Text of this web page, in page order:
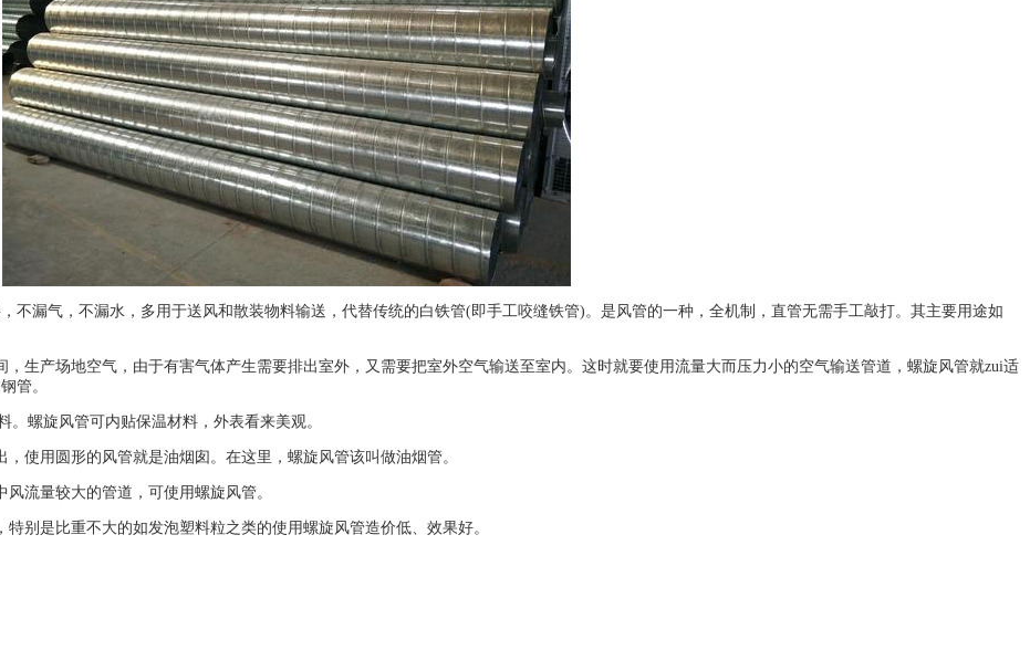
不漏气，不漏水，多用于送风和散装物料输送，代替传统的白铁管(即手工咬缝铁管)。是风管的一种，全机制，直管无需手工敲打。其主要用途如
生产场地空气，由于有害气体产生需要排出室外，又需要把室外空气输送至室内。这时就要使用流量大而压力小的空气输送管道，螺旋风管就zui适
管。
螺旋风管可内贴保温材料，外表看来美观。
使用圆形的风管就是油烟囱。在这里，螺旋风管该叫做油烟管。
流量较大的管道，可使用螺旋风管。
别是比重不大的如发泡塑料粒之类的使用螺旋风管造价低、效果好。